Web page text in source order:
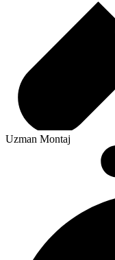
Uzman Montaj